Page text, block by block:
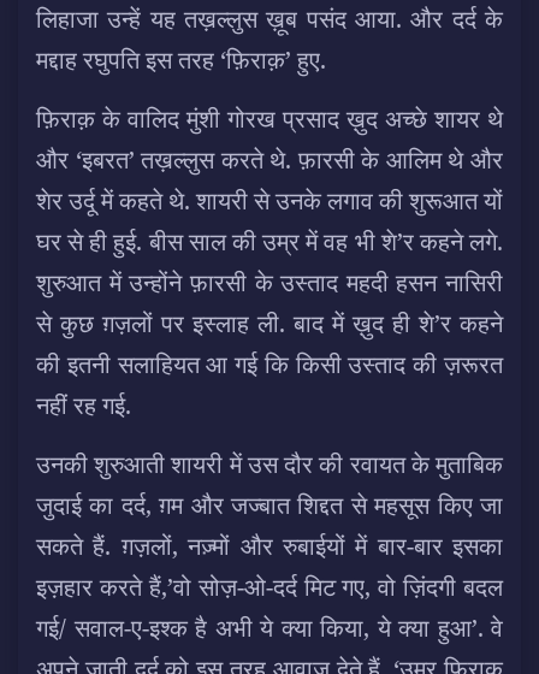
लिहाजा उन्हें यह तख़ल्लुस ख़ूब पसंद आया. और दर्द के
मद्दाह रघुपति इस तरह ‘फ़िराक़’ हुए.
फ़िराक़ के वालिद मुंशी गोरख प्रसाद ख़ुद अच्छे शायर थे
और ‘इबरत’ तख़ल्लुस करते थे. फ़ारसी के आलिम थे और
शेर उर्दू में कहते थे. शायरी से उनके लगाव की शुरूआत यों
घर से ही हुई. बीस साल की उम्र में वह भी शे’र कहने लगे.
शुरुआत में उन्होंने फ़ारसी के उस्ताद महदी हसन नासिरी
से कुछ ग़ज़लों पर इस्लाह ली. बाद में ख़ुद ही शे’र कहने
की इतनी सलाहियत आ गई कि किसी उस्ताद की ज़रूरत
नहीं रह गई.
उनकी शुरुआती शायरी में उस दौर की रवायत के मुताबिक
जुदाई का दर्द, ग़म और जज्बात शिद्दत से महसूस किए जा
सकते हैं. ग़ज़लों, नज़्मों और रुबाईयों में बार-बार इसका
इज़हार करते हैं,’वो सोज़-ओ-दर्द मिट गए, वो ज़िंदगी बदल
गई/ सवाल-ए-इश्क है अभी ये क्या किया, ये क्या हुआ’. वे